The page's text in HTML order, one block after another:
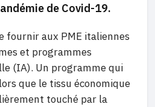
de Covid-19.
fournir aux PME italiennes
et programmes
(IA). Un programme qui
que le tissu économique
touché par la